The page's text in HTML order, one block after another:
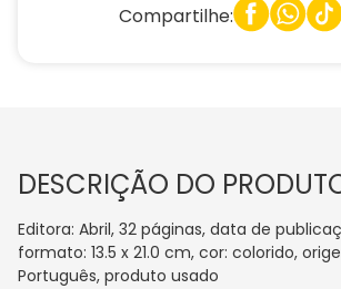
Compartilhe:
DESCRIÇÃO DO
Editora: Abril, 32 páginas, data de
formato: 13.5 x 21.0 cm, cor: colorido,
Português, produto usado